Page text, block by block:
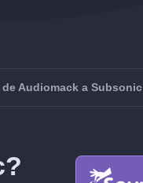
Audiomack a Subsonic